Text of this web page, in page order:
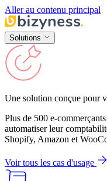
Aller au contenu principal
Solutions
Une solution conçue pour
Plus de 500 e-
automatiser leur
Shopify, Amazon et
Voir tous les cas d'usage